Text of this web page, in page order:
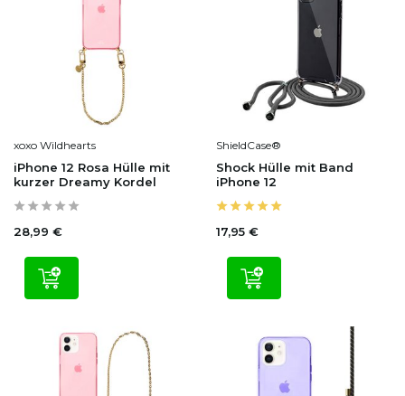
xoxo Wildhearts
iPhone 12 Rosa Hülle mit
kurzer Dreamy Kordel
28,99 €
ShieldCase®
Shock Hülle mit Band
iPhone 12
17,95 €